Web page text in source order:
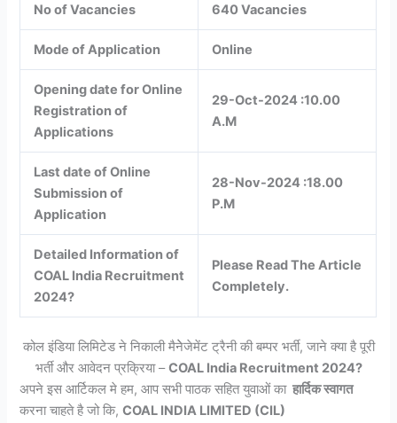
No of Vacancies 640 Vacancies
Mode of Application Online
Opening date for Online
Registration of
Applications
29-Oct-2024 :10.00
A.M
Last date of Online
Submission of
Application
28-Nov-2024 :18.00
P.M
Detailed Information of
COAL India Recruitment
2024?
Please Read The Article
Completely.
कोल इंडिया लिमिटेड ने निकाली मैनेेजेमेंट ट्रैनी की बम्पर भर्ती, जाने क्या है पूरी
भर्ती और आवेदन प्रक्रिया –COAL India Recruitment 2024?
अपने इस आर्टिकल मे हम, आप सभी पाठक सहित युवाओं का हार्दिक स्वागत
करना चाहते है जो कि,COAL INDIA LIMITED (CIL)